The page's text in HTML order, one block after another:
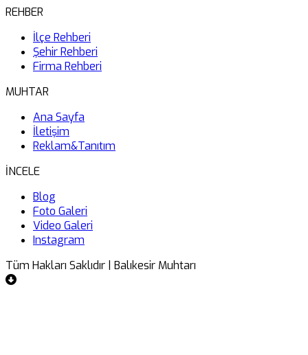
REHBER
İlçe Rehberi
Şehir Rehberi
Firma Rehberi
MUHTAR
Ana Sayfa
İletişim
Reklam&Tanıtım
İNCELE
Blog
Foto Galeri
Video Galeri
Instagram
Tüm Hakları Saklıdır | Balıkesir Muhtarı